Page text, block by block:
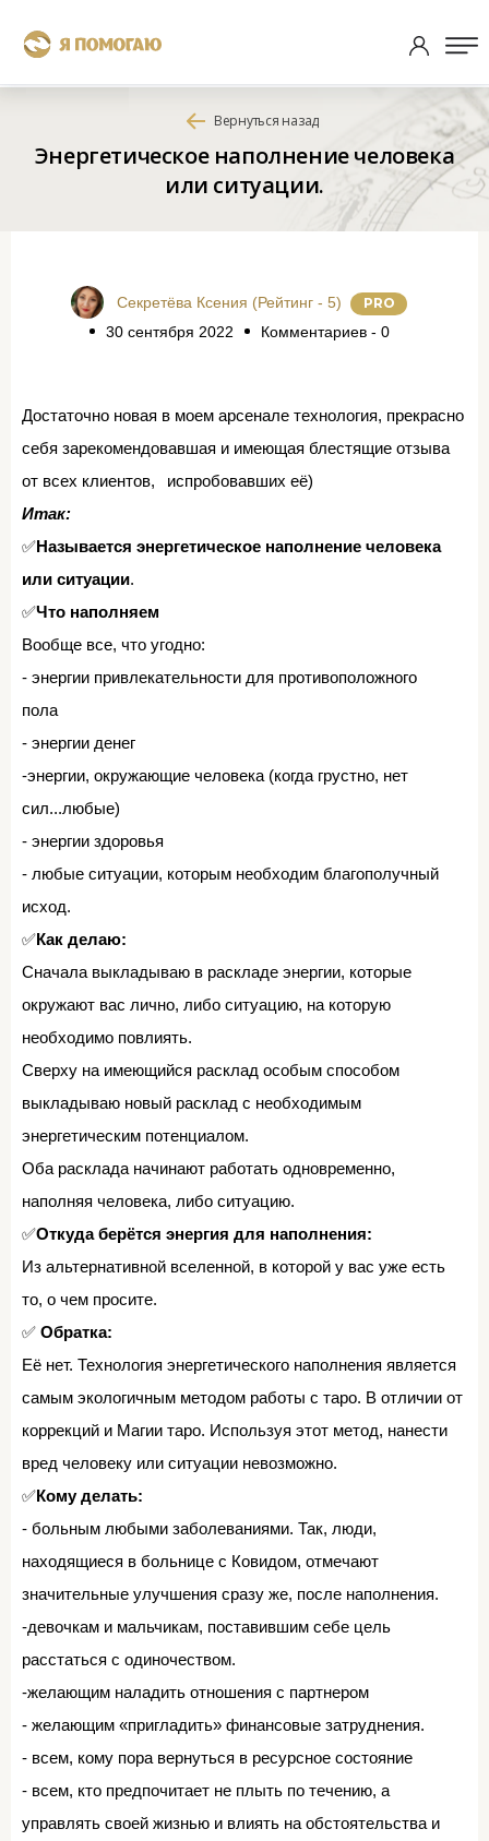
Вернуться назад
Энергетическое наполнение человека
или ситуации.
Секретёва Ксения (Рейтинг - 5) PRO
30 сентября 2022 Комментариев - 0
Достаточно новая в моем арсенале технология, прекрасно
себя зарекомендовавшая и имеющая блестящие отзыва
от всех клиентов,⠀испробовавших её)
Итак:⁣⁣
✅Называется энергетическое наполнение человека
или ситуации.⁣⁣⠀
✅Что наполняем⁣⁣⠀
Вообще все, что угодно:⁣⁣⠀
- энергии привлекательности для противоположного
пола⁣⁣⠀
- энергии денег⁣⁣⠀
-энергии, окружающие человека (когда грустно, нет
сил...любые)⁣⁣⠀
- энергии здоровья⁣⁣⠀
- любые ситуации, которым необходим благополучный
исход.⁣⁣⠀
✅Как делаю:⁣⁣
Сначала выкладываю в раскладе энергии, которые
окружают вас лично, либо ситуацию, на которую
необходимо повлиять.⁣⁣⠀
Сверху на имеющийся расклад особым способом
выкладываю новый расклад с необходимым
энергетическим потенциалом.⁣⁣⠀
Оба расклада начинают работать одновременно,
наполняя человека, либо ситуацию.⁣⁣⠀
✅Откуда берётся энергия для наполнения:⁣⁣⠀
Из альтернативной вселенной, в которой у вас уже есть
то, о чем просите.⁣⁣⠀
✅ Обратка:
Её нет. Технология энергетического наполнения является
самым экологичным методом работы с таро. В отличии от
коррекций и Магии таро. Используя этот метод, нанести
вред человеку или ситуации невозможно.⁣⁣⠀
✅Кому делать:⁣⁣
- больным любыми заболеваниями. Так, люди,
находящиеся в больнице с Ковидом, отмечают
значительные улучшения сразу же, после наполнения.⁣⁣⠀
-девочкам и мальчикам, поставившим себе цель
расстаться с одиночеством.⁣⁣⠀
-желающим наладить отношения с партнером⁣⁣⠀
- желающим «пригладить» финансовые затруднения.⁣⁣⠀
- всем, кому пора вернуться в ресурсное состояние⁣⁣⠀
- всем, кто предпочитает не плыть по течению, а
управлять своей жизнью и влиять на обстоятельства и